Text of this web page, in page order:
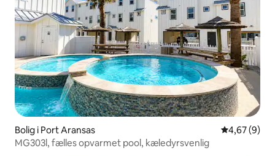
Bolig i Port Aransas 4,67 ud af 5
4,67 (9)
MG303l, fælles opvarmet pool, kæledyrsvenlig